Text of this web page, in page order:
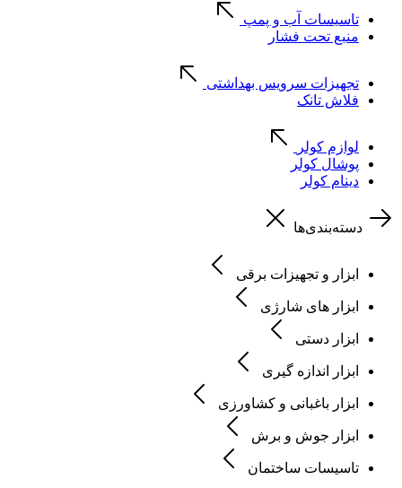
تاسیسات آب و پمپ
منبع تحت فشار
تجهیزات سرویس بهداشتی
فلاش تانک
لوازم کولر
پوشال کولر
دینام کولر
دسته‌بندی‌ها
ابزار و تجهیزات برقی
ابزار های شارژی
ابزار دستی
ابزار اندازه گیری
ابزار باغبانی و کشاورزی
ابزار جوش و برش
تاسیسات ساختمان